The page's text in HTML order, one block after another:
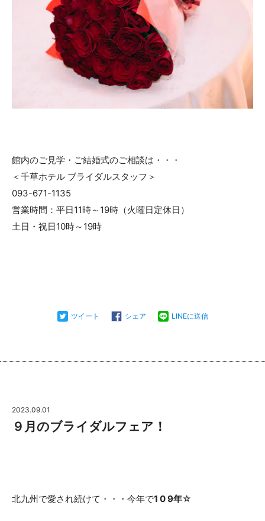
館内のご見学・ご結婚式のご相談は・・・
＜千草ホテル ブライダルスタッフ＞
093-671-1135
営業時間：平日11時～19時（火曜日定休日）
土日・祝日10時～19時
ツイート シェア LINEに送信
2023.09.01
９月のブライダルフェア！
北九州で愛され続けて・・・今年で1 0 9年☆